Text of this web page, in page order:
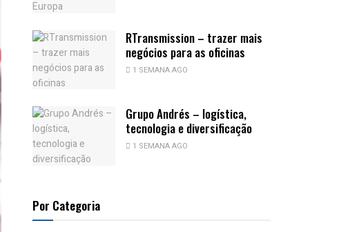
RTransmission – trazer mais
negócios para as oficinas
1 SEMANA AGO
Grupo Andrés – logística,
tecnologia e diversificação
1 SEMANA AGO
Por Categoria